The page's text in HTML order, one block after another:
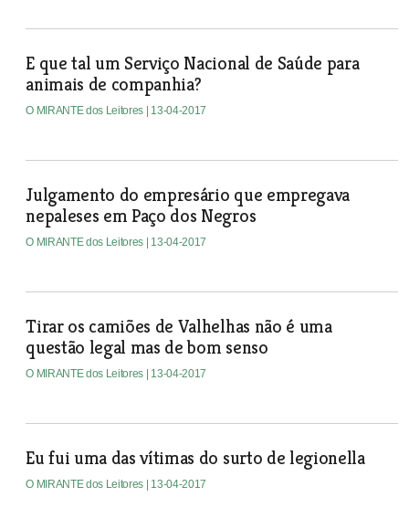
E que tal um Serviço Nacional de Saúde para
animais de companhia?
O MIRANTE dos Leitores | 13-04-2017
Julgamento do empresário que empregava
nepaleses em Paço dos Negros
O MIRANTE dos Leitores | 13-04-2017
Tirar os camiões de Valhelhas não é uma
questão legal mas de bom senso
O MIRANTE dos Leitores | 13-04-2017
Eu fui uma das vítimas do surto de legionella
O MIRANTE dos Leitores | 13-04-2017